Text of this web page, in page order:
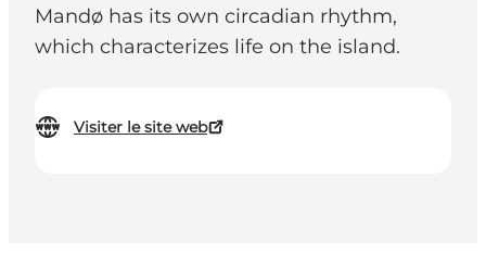
Mandø has its own circadian rhythm,
which characterizes life on the island.
Visiter le site web